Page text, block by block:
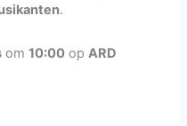
.
om10:00 opARD